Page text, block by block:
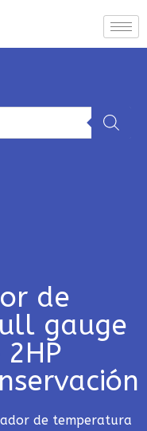
de
gauge
de temperatura